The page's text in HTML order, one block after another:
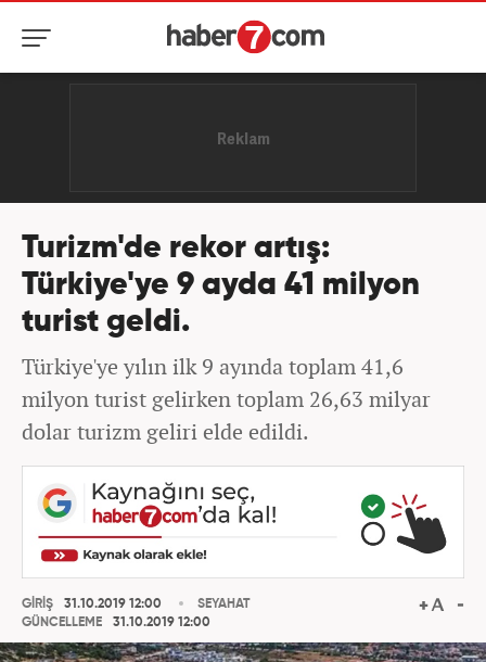
Turizm'de rekor artış:
Türkiye'ye 9 ayda 41 milyon
turist geldi.
Türkiye'ye yılın ilk 9 ayında toplam 41,6
milyon turist gelirken toplam 26,63 milyar
dolar turizm geliri elde edildi.
GİRİŞ
31.10.2019 12:00
GÜNCELLEME
31.10.2019 12:00
SEYAHAT